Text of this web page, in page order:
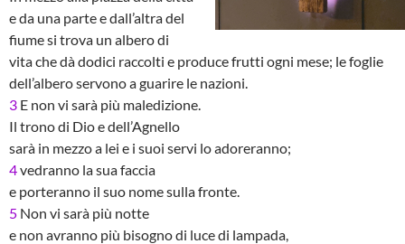
e da una parte e dall’altra del
fiume si trova un albero di
vita che dà dodici raccolti e produce frutti ogni mese; le foglie
dell’albero servono a guarire le nazioni.
3 E non vi sarà più maledizione.
Il trono di Dio e dell’Agnello
sarà in mezzo a lei e i suoi servi lo adoreranno;
4vedranno la sua faccia
e porteranno il suo nome sulla fronte.
5 Non vi sarà più notte
e non avranno più bisogno di luce di lampada,